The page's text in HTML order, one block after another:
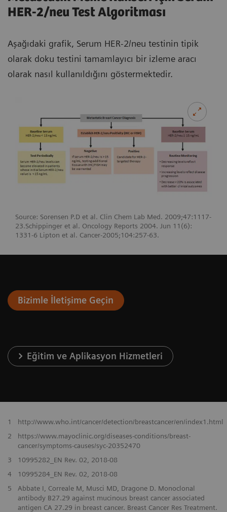
HER-2/neu Test Algoritması
Aşağıdaki grafik, Serum HER-2/neu testinin tipik
olarak doku testini tamamlayıcı bir izleme aracı
olarak nasıl kullanıldığını göstermektedir.
Source: Sorensen P.D et al. Clin Chem Lab Med. 2009;47:1117-
23.Schippinger et al. Oncology Reports 2004. Jun 11(6):
1331-6 Lipton et al. Cancer-2005;104:257-63.
Bizimle İletişime Geçin
Eğitim ve Aplikasyon Hizmetleri
1
http://www.who.int/cancer/detection/breastcancer/en/index1.html
2
https://www.mayoclinic.org/diseases-conditions/breast-
cancer/symptoms-causes/syc-20352470
3
10995282_EN Rev. 02, 2018-08
4
10995284_EN Rev. 02, 2018-08
5
Abbate I, Correale M, Musci MD, Dragone D. Monoclonal
antibody B27.29 against mucinous breast cancer associated
antigen CA 27.29 in breast cancer. Breast Cancer Res Treatment.